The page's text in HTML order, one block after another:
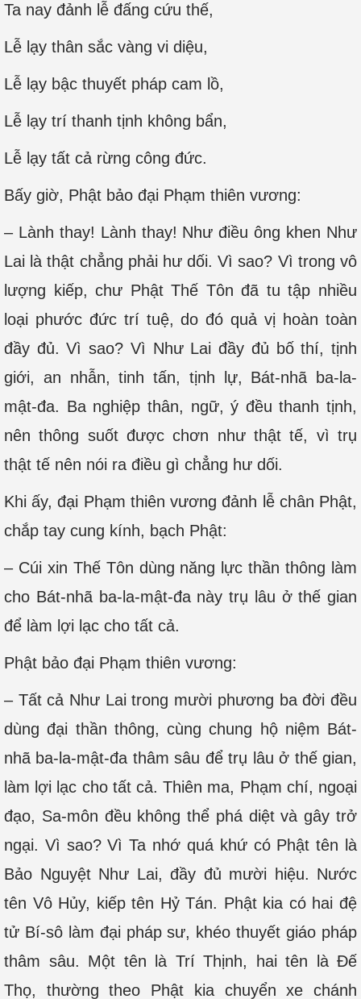
Ta nay đảnh lễ đấng cứu thế,
Lễ lạy thân sắc vàng vi diệu,
Lễ lạy bậc thuyết pháp cam lồ,
Lễ lạy trí thanh tịnh không bẩn,
Lễ lạy tất cả rừng công đức.
Bấy giờ, Phật bảo đại Phạm thiên vương:
– Lành thay! Lành thay! Như điều ông khen Như
Lai là thật chẳng phải hư dối. Vì sao? Vì trong vô
lượng kiếp, chư Phật Thế Tôn đã tu tập nhiều
loại phước đức trí tuệ, do đó quả vị hoàn toàn
đầy đủ. Vì sao? Vì Như Lai đầy đủ bố thí, tịnh
giới, an nhẫn, tinh tấn, tịnh lự, Bát-nhã ba-la-
mật-đa. Ba nghiệp thân, ngữ, ý đều thanh tịnh,
nên thông suốt được chơn như thật tế, vì trụ
thật tế nên nói ra điều gì chẳng hư dối.
Khi ấy, đại Phạm thiên vương đảnh lễ chân Phật,
chắp tay cung kính, bạch Phật:
– Cúi xin Thế Tôn dùng năng lực thần thông làm
cho Bát-nhã ba-la-mật-đa này trụ lâu ở thế gian
để làm lợi lạc cho tất cả.
Phật bảo đại Phạm thiên vương:
– Tất cả Như Lai trong mười phương ba đời đều
dùng đại thần thông, cùng chung hộ niệm Bát-
nhã ba-la-mật-đa thâm sâu để trụ lâu ở thế gian,
làm lợi lạc cho tất cả. Thiên ma, Phạm chí, ngoại
đạo, Sa-môn đều không thể phá diệt và gây trở
ngại. Vì sao? Vì Ta nhớ quá khứ có Phật tên là
Bảo Nguyệt Như Lai, đầy đủ mười hiệu. Nước
tên Vô Hủy, kiếp tên Hỷ Tán. Phật kia có hai đệ
tử Bí-sô làm đại pháp sư, khéo thuyết giáo pháp
thâm sâu. Một tên là Trí Thịnh, hai tên là Ðế
Thọ, thường theo Phật kia chuyển xe chánh